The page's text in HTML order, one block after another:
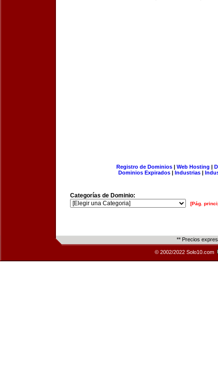
Registro de Dominios| Web Hosting |
Dominios Expirados | Industrias |
Categorías de Dominio:
[Pág.
** Precios
© 2002/2022 Solo10.com